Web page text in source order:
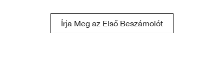
Írja Meg az Első Beszámolót